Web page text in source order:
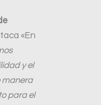
«En
y el
manera
para el